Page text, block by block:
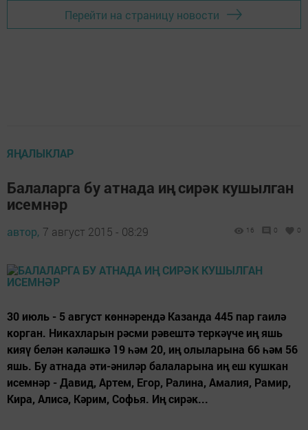
Перейти на страницу новости
ЯҢАЛЫКЛАР
Балаларга бу атнада иң сирәк кушылган
исемнәр
автор, 7 август 2015 - 08:29 16 0 0
30 июль - 5 август көннәрендә Казанда 445 пар гаилә
корган. Никахларын рәсми рәвештә теркәүче иң яшь
кияү белән кәләшкә 19 һәм 20, иң олыларына 66 һәм 56
яшь. Бу атнада әти-әниләр балаларына иң еш кушкан
исемнәр - Давид, Артем, Егор, Ралина, Амалия, Рамир,
Кира, Алисә, Кәрим, Софья. Иң сирәк...